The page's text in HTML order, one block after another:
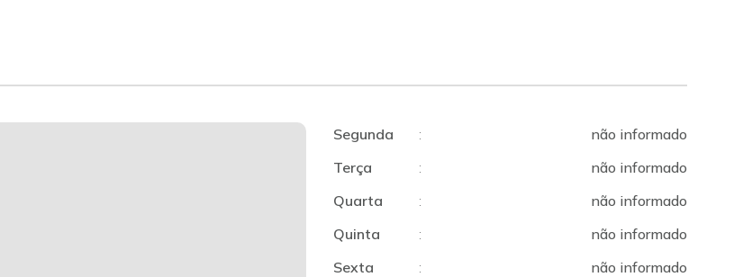
Segunda :
não informado
Terça
:
não informado
Quarta
:
não informado
Quinta
:
não informado
Sexta
:
não informado